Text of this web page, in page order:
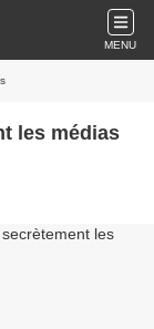
MENU
les médias